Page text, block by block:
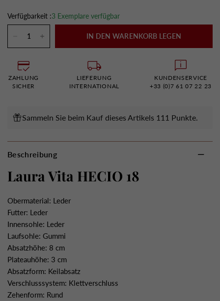
Verfügbarkeit :3 Exemplare verfügbar
IN DEN WARENKORB LEGEN
ZAHLUNG
SICHER
LIEFERUNG
INTERNATIONAL
KUNDENSERVICE
+33 (0)7 61 07 22 23
Sammeln Sie beim Kauf dieses Artikels 111 Punkte.
Beschreibung
Laura Vita HECIO 18
Obermaterial: Leder
Futter: Leder
Innensohle: Leder
Laufsohle: Gummi
Absatzhöhe: 8 cm
Plateauhöhe: 3 cm
Absatzform: Keilabsatz
Verschlusssystem: Klettverschluss
Zehenform: Rund